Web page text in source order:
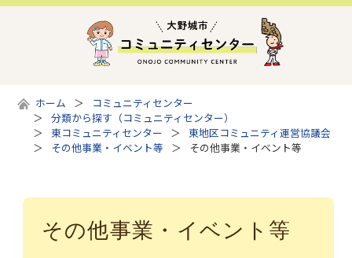
ホーム
コミュニティセンター
分類から探す（コミュニティセンター）
東コミュニティセンター
東地区コミュニティ運営協議会
その他事業・イベント等
その他事業・イベント等
その他事業・イベント等